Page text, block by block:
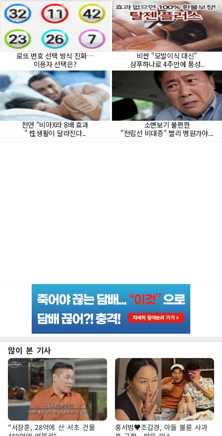
많이 본 기사
"서장훈, 28억에 산 서초 건물
홍서범♥조갑경, 아들 불륜 사과